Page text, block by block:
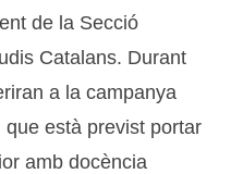
de la Secció
Catalans. Durant
a la campanya
que està previst portar
amb docència